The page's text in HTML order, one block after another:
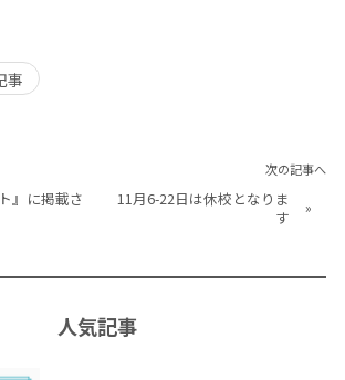
事
』に掲載さ
次の記事へ
11月6-22日は休校となりま
す
»
人気記事